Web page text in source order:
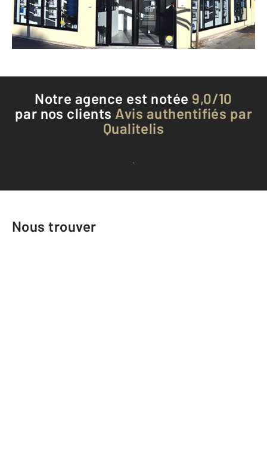
Envoyer un message
Téléphoner à l'agence
Notre agence est notée 9,0/10
par nos clients Avis authentifiés par
Qualitelis
Voir tous les avis clients
Nous trouver